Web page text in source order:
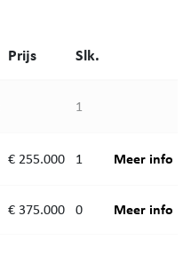
Prijs Slk.
1
€ 255.000 1 Meer info
€ 375.000 0 Meer info